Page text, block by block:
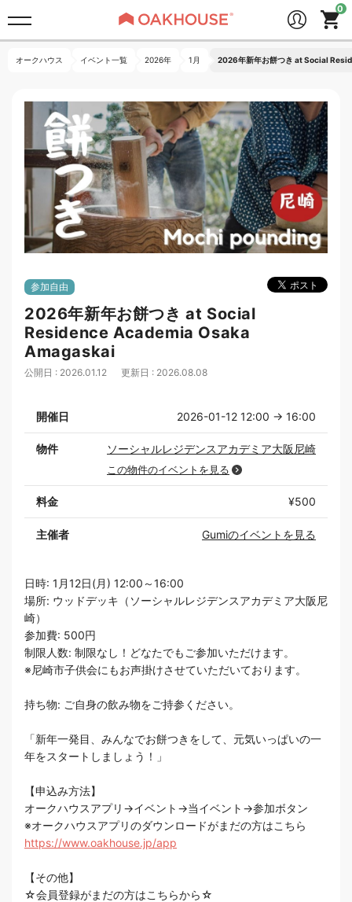
オークハウス イベント一覧 2026年 1月 2026年新年お餅つき at Social
参加自由
2026年新年お餅つき at Social
Residence Academia Osaka
Amagaskai
公開日 : 2026.01.12 更新日 : 2026.08.08
開催日 2026-01-12 12:00 → 16:00
物件 ソーシャルレジデンスアカデミア大阪尼崎
この物件のイベントを見る
料金 ¥500
主催者 Gumiのイベントを見る
日時: 1月12日(月) 12:00～16:00
場所: ウッドデッキ（ソーシャルレジデンスアカデミア大阪尼
崎）
参加費: 500円
制限人数: 制限なし！どなたでもご参加いただけます。
※尼崎市子供会にもお声掛けさせていただいております。
持ち物: ご自身の飲み物をご持参ください。
「新年一発目、みんなでお餅つきをして、元気いっぱいの一
年をスタートしましょう！」
【申込み方法】
オークハウスアプリ→イベント→当イベント→参加ボタン
※オークハウスアプリのダウンロードがまだの方はこちら
https://www.oakhouse.jp/app
【その他】
☆会員登録がまだの方はこちらから☆